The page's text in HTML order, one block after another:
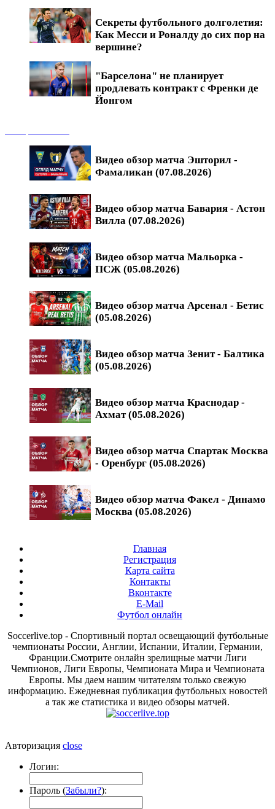
Секреты футбольного долголетия:
Как Месси и Роналду до сих пор на
вершине?
"Барселона" не планирует
продлевать контракт с Френки де
Йонгом
Видео обзор матча Эшторил -
Фамаликан (07.08.2026)
Видео обзор матча Бавария - Астон
Вилла (07.08.2026)
Видео обзор матча Мальорка -
ПСЖ (05.08.2026)
Видео обзор матча Арсенал - Бетис
(05.08.2026)
Видео обзор матча Зенит - Балтика
(05.08.2026)
Видео обзор матча Краснодар -
Ахмат (05.08.2026)
Видео обзор матча Спартак Москва
- Оренбург (05.08.2026)
Видео обзор матча Факел - Динамо
Москва (05.08.2026)
Главная
Регистрация
Карта сайта
Контакты
Вконтакте
E-Mail
Футбол онлайн
Soccerlive.top - Спортивный портал освещающий футбольные
чемпионаты России, Англии, Испании, Италии, Германии,
Франции.Смотрите онлайн зрелищные матчи Лиги
Чемпионов, Лиги Европы, Чемпионата Мира и Чемпионата
Европы. Мы даем нашим читателям только свежую
информацию. Ежедневная публикация футбольных новостей
а так же статистика и видео обзоры матчей.
Авторизация close
Логин:
Пароль (Забыли?):